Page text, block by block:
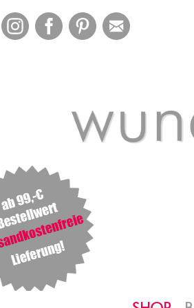
BloglovinInstagramFacebookPinterest